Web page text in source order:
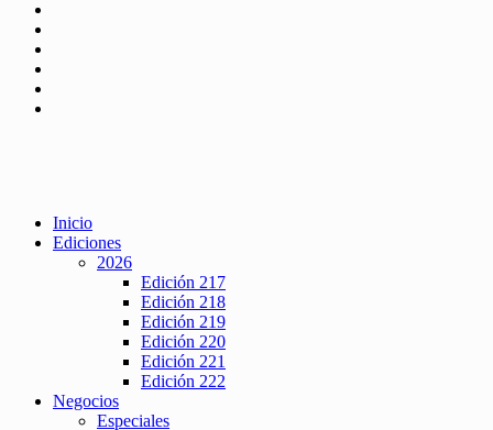
Inicio
Ediciones
2026
Edición 217
Edición 218
Edición 219
Edición 220
Edición 221
Edición 222
Negocios
Especiales